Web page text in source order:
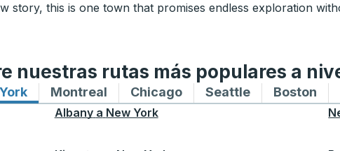
story, this is one town that promises endless exploration
nuestras rutas más populares a
Rutas de autobuses hacia y desde New York
Montreal Rutas de autobuses hacia y desde
ChicagoRutas de autobuses
SeattleRutas de
Boston
Albany a New York